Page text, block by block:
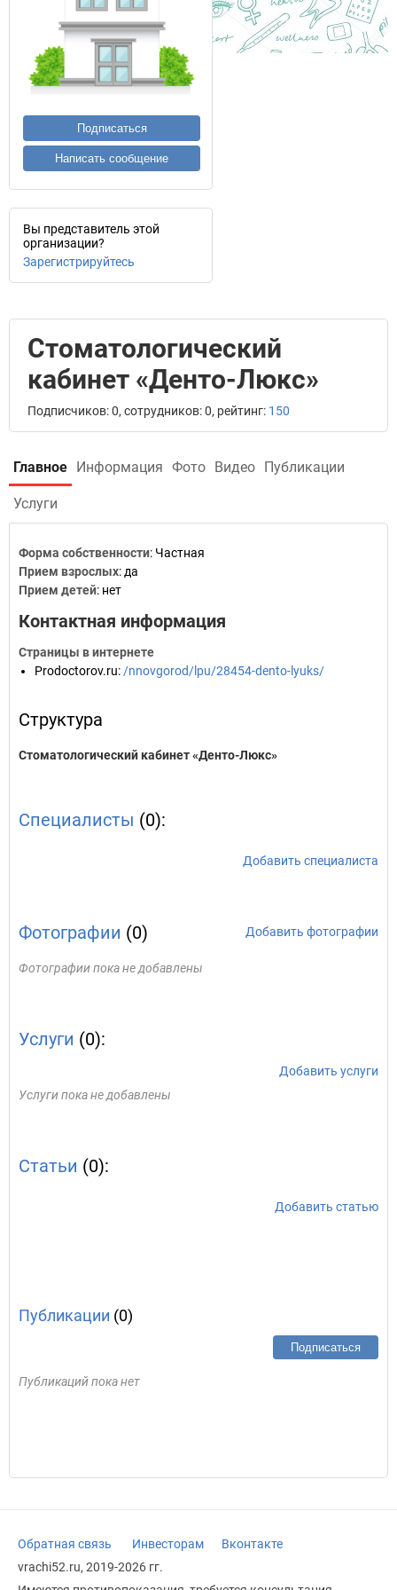
Подписаться
Написать сообщение
Вы представитель этой
организации?
Зарегистрируйтесь
Стоматологический
кабинет «Денто-Люкс»
Подписчиков: 0, сотрудников: 0, рейтинг: 150
Главное Информация Фото Видео Публикации
Услуги
Форма собственности: Частная
Прием взрослых: да
Прием детей: нет
Контактная информация
Страницы в интернете
Prodoctorov.ru: /nnovgorod/lpu/28454-dento-lyuks/
Структура
Стоматологический кабинет «Денто-Люкс»
Специалисты (0):
Добавить специалиста
Фотографии (0) Добавить фотографии
Фотографии пока не добавлены
Услуги (0):
Добавить услуги
Услуги пока не добавлены
Статьи (0):
Добавить статью
Публикации (0)
Подписаться
Публикаций пока нет
Обратная связь Инвесторам
Вконтакте
vrachi52.ru, 2019-2026 гг.